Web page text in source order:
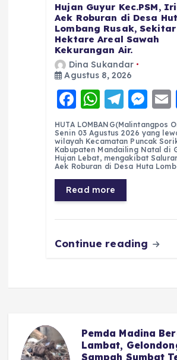
Hujan Guyur Kec.PSM,
Aek Roburan di Desa
Lombang Rusak,
Hektare Areal Sawah
Kekurangan Air.
Dina Sukandar
Agustus 8, 2026
F
a
c
e
b
o
o
k
W
h
a
ts
A
p
p
T
el
e
g
r
a
m
M
e
ss
e
n
er
l
HUTA LOMBANG(Malintangpos
Senin 03 Agustus 2026 yang
wilayah Kecamatan Puncak
Kabupaten Mandailing Natal di
Hujan Lebat, mengakibat
Aek Roburan di Desa Huta
Read more
Continue reading
Pemda Madina
Lambat,
Sampah Sumbat